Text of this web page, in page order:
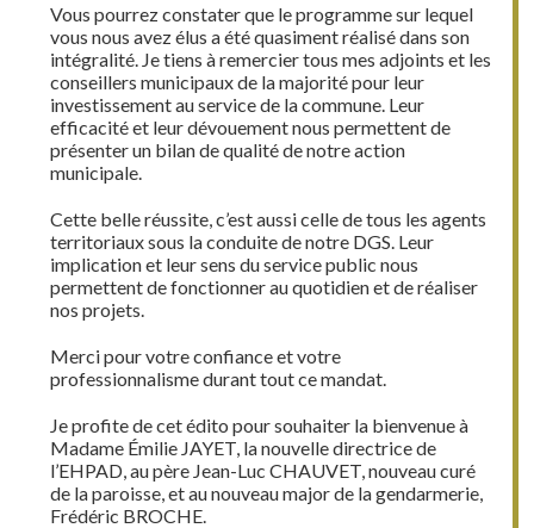
Vous pourrez constater que le programme sur lequel
vous nous avez élus a été quasiment réalisé dans son
intégralité. Je tiens à remercier tous mes adjoints et les
conseillers municipaux de la majorité pour leur
investissement au service de la commune. Leur
efficacité et leur dévouement nous permettent de
présenter un bilan de qualité de notre action
municipale.
Cette belle réussite, c’est aussi celle de tous les agents
territoriaux sous la conduite de notre DGS. Leur
implication et leur sens du service public nous
permettent de fonctionner au quotidien et de réaliser
nos projets.
Merci pour votre confiance et votre
professionnalisme durant tout ce mandat.
Je profite de cet édito pour souhaiter la bienvenue à
Madame Émilie JAYET, la nouvelle directrice de
l’EHPAD, au père Jean-Luc CHAUVET, nouveau curé
de la paroisse, et au nouveau major de la gendarmerie,
Frédéric BROCHE.